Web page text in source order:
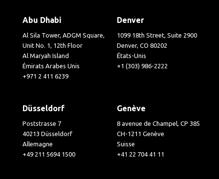
Abu Dhabi
Al Sila Tower, ADGM Square,
Unit No. 1, 12th Floor
Al Maryah Island
Émirats Arabes Unis
+971 2 411 6239
Denver
1099 18th Street, Suite 2900
Denver, CO 80202
États-Unis
+1 (303) 986-2222
Düsseldorf
Poststrasse 7
40213 Düsseldorf
Allemagne
+49 211 5694 1500
Genève
8 avenue de Champel, CP 385
CH-1211 Genève
Suisse
+41 22 704 41 11